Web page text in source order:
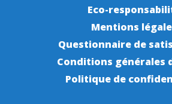
Eco-
Mentions
Questionnaire de
Conditions générales
Politique de